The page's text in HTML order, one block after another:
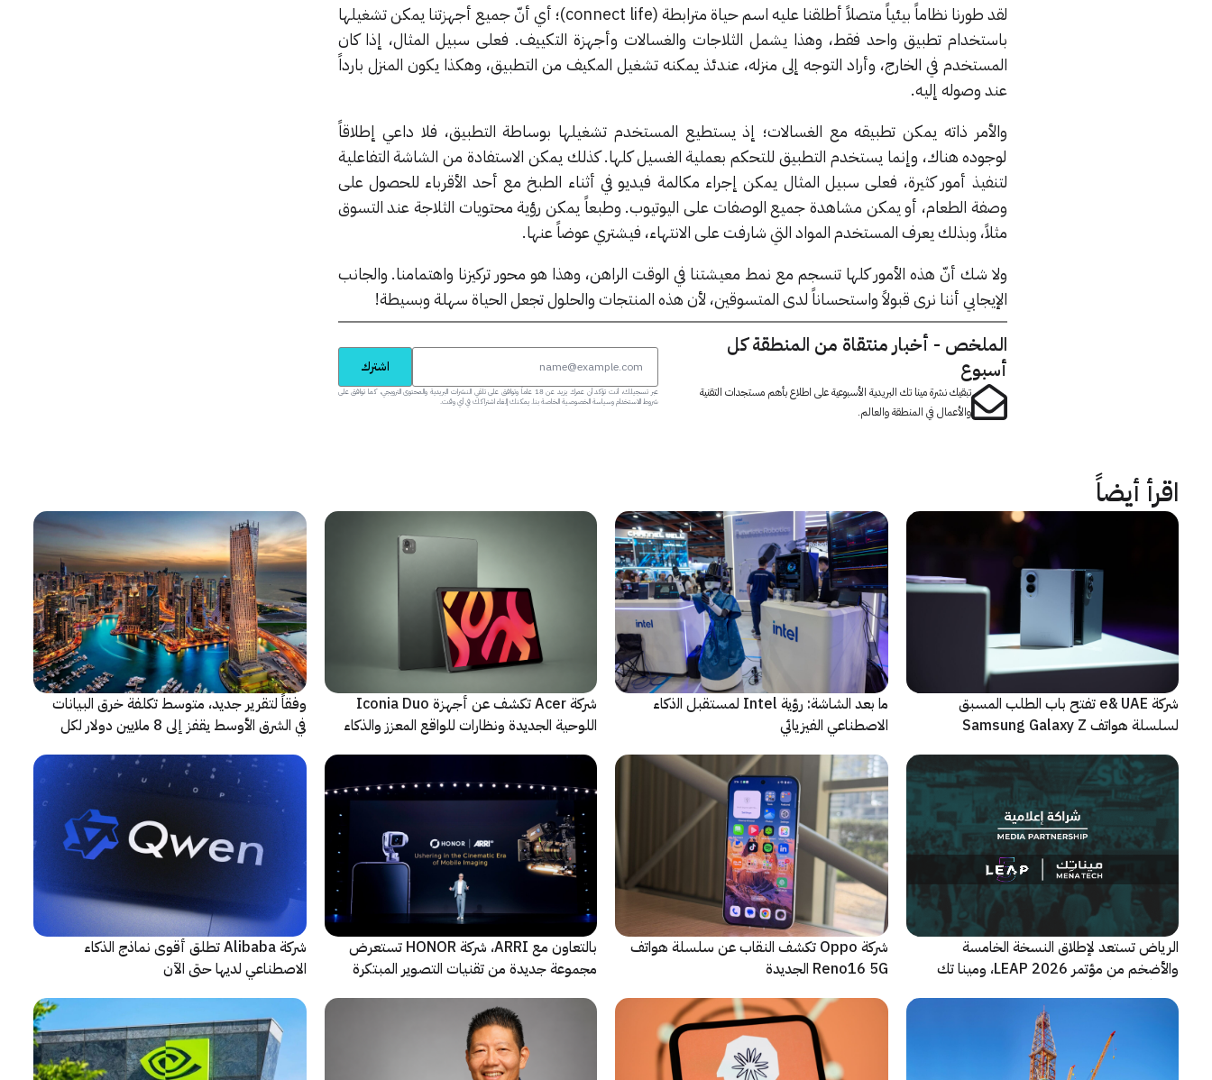
لقد طورنا نظاماً بيئياً متصلاً أطلقنا عليه اسم حياة مترابطة (connect life)؛ أي أنّ جميع أجهزتنا يمكن تشغيلها
باستخدام تطبيق واحد فقط، وهذا يشمل الثلاجات والغسالات وأجهزة التكييف. فعلى سبيل المثال، إذا كان
المستخدم في الخارج، وأراد التوجه إلى منزله، عندئذ يمكنه تشغيل المكيف من التطبيق، وهكذا يكون المنزل بارداً
عند وصوله إليه.
والأمر ذاته يمكن تطبيقه مع الغسالات؛ إذ يستطيع المستخدم تشغيلها بوساطة التطبيق، فلا داعي إطلاقاً
لوجوده هناك، وإنما يستخدم التطبيق للتحكم بعملية الغسيل كلها. كذلك يمكن الاستفادة من الشاشة التفاعلية
لتنفيذ أمور كثيرة، فعلى سبيل المثال يمكن إجراء مكالمة فيديو في أثناء الطبخ مع أحد الأقرباء للحصول على
وصفة الطعام، أو يمكن مشاهدة جميع الوصفات على اليوتيوب. وطبعاً يمكن رؤية محتويات الثلاجة عند التسوق
مثلاً، وبذلك يعرف المستخدم المواد التي شارفت على الانتهاء، فيشتري عوضاً عنها.
ولا شك أنّ هذه الأمور كلها تنسجم مع نمط معيشتنا في الوقت الراهن، وهذا هو محور تركيزنا واهتمامنا. والجانب
الإيجابي أننا نرى قبولاً واستحساناً لدى المتسوقين، لأن هذه المنتجات والحلول تجعل الحياة سهلة وبسيطة!
الملخص - أخبار منتقاة من المنطقة كل
أسبوع
تبقيك نشرة مينا تك البريدية الأسبوعية على اطلاع بأهم مستجدات التقنية
والأعمال في المنطقة والعالم.
اشترك
عبر تسجيلك، أنت تؤكد أن عمرك يزيد عن 18 عاماً وتوافق على تلقي النشرات البريدية والمحتوى الترويجي، كما توافق على
شروط الاستخدام وسياسة الخصوصية الخاصة بنا. يمكنك إلغاء اشتراكك في أي وقت.
اقرأ أيضاً
شركة e& UAE تفتح باب الطلب المسبق
لسلسلة هواتف Samsung Galaxy Z
ﻣا بعد الشاشة: رؤية Intel لمستقبل اﻟذﻛﺎء
الاصطناعي الفيزيائي
شركة Acer تكشف عن أجهزة Iconia Duo
اللوحية الجديدة ونظارات للواقع المعزز والذكاء
وفقاً لتقرير جديد، متوسط تكلفة خرق البيانات
في الشرق الأوسط يقفز إلى 8 ملايين دولار لكل
الرياض تستعد لإطلاق النسخة الخامسة
والأضخم من مؤتمر LEAP 2026، ومينا تك
شركة Oppo تكشف النقاب عن سلسلة هواتف
Reno16 5G الجديدة
بالتعاون مع ARRI، شركة HONOR تستعرض
مجموعة جديدة من تقنيات التصوير المبتكرة
شركة Alibaba تطلق أقوى نماذج الذكاء
الاصطناعي لديها حتى الآن